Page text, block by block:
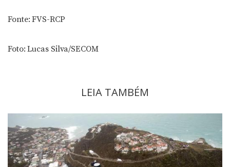
Fonte: FVS-RCP
Foto: Lucas Silva/SECOM
LEIA TAMBÉM